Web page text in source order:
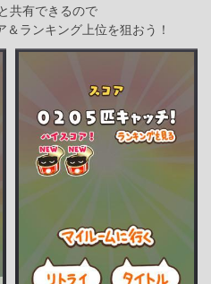
共有できるので
ランキング上位を狙おう！